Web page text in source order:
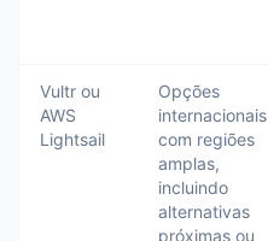
Vultr ou
AWS
Lightsail
Opções
internacionais
com regiões
amplas,
incluindo
alternativas
próximas ou